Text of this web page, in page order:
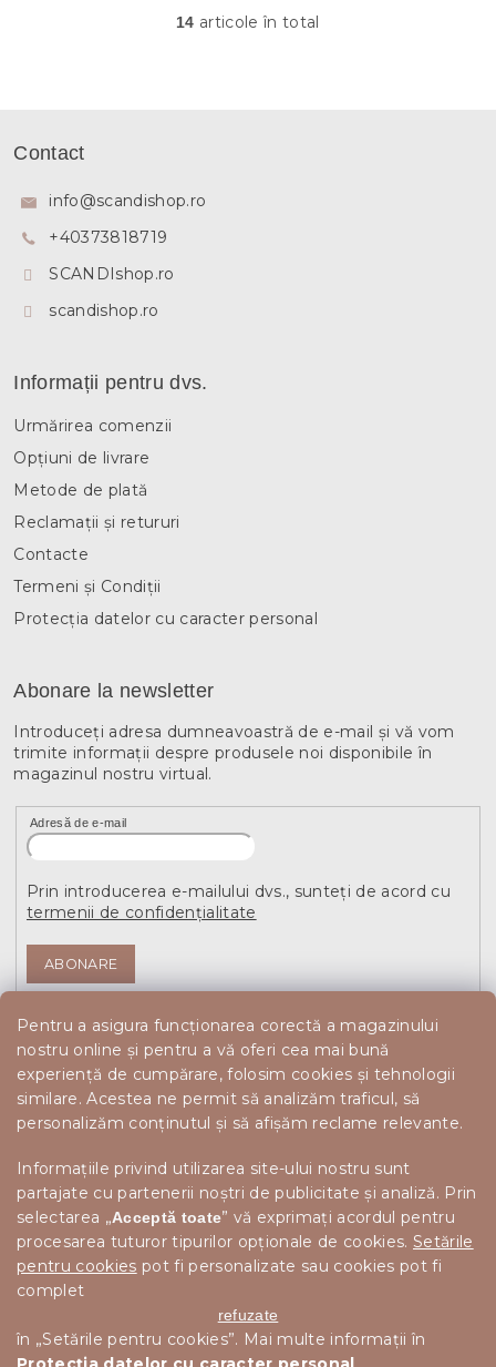
Pentru a asigura funcționarea corectă a magazinului
nostru online și pentru a vă oferi cea mai bună
experiență de cumpărare, folosim cookies și tehnologii
similare. Acestea ne permit să analizăm traficul, să
personalizăm conținutul și să afișăm reclame relevante.
Informațiile privind utilizarea site-ului nostru sunt
partajate cu partenerii noștri de publicitate și analiză. Prin
selectarea „Acceptă toate” vă exprimați acordul pentru
procesarea tuturor tipurilor opționale de cookies. Setările
pentru cookies pot fi personalizate sau cookies pot fi
complet
refuzate
în „Setările pentru cookies”. Mai multe informații în
C
14 articole în total
Contact
info@scandishop.ro
+40373818719
SCANDIshop.ro
scandishop.ro
Informații pentru dvs.
Urmărirea comenzii
Opțiuni de livrare
Metode de plată
Reclamații și retururi
Contacte
Termeni și Condiții
Protecția datelor cu caracter personal
Abonare la newsletter
Introduceţi adresa dumneavoastră de e-mail şi vă vom
trimite informaţii despre produsele noi disponibile în
magazinul nostru virtual.
Adresă de e-mail
Prin introducerea e-mailului dvs., sunteți de acord cu
termenii de confidențialitate
ABONARE